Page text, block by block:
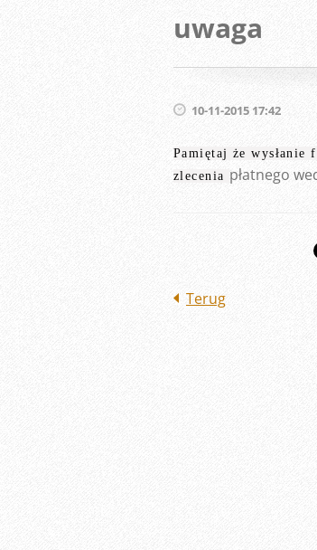
uwaga
10-11-2015 17:42
Pamiętaj że wysłanie
zlecenia płatnego
Terug